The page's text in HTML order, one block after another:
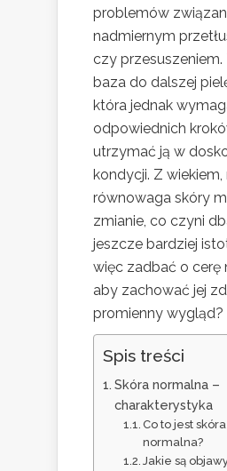
problemów
nadmiernym
czy przesuszeniem.
baza do dalszej
która jednak
odpowiednich
utrzymać ją w
kondycji. Z
równowaga skóry
zmianie, co czyni
jeszcze bardziej
więc zadbać o cerę
aby zachować jej
promienny wygląd?
Spis treści
Skóra normalna –
charakterystyka
Co to jest skóra
normalna?
Jakie są